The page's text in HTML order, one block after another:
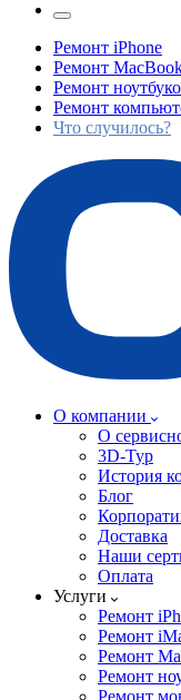
Ремонт iPhone
Ремонт
Ремонт
Ремонт
Что случилось?
О компании
О
3D-Тур
История
Блог
Доставка
Наши
Оплата
Услуги
Ремонт
Ремонт
Ремонт
Ремонт
Ремонт